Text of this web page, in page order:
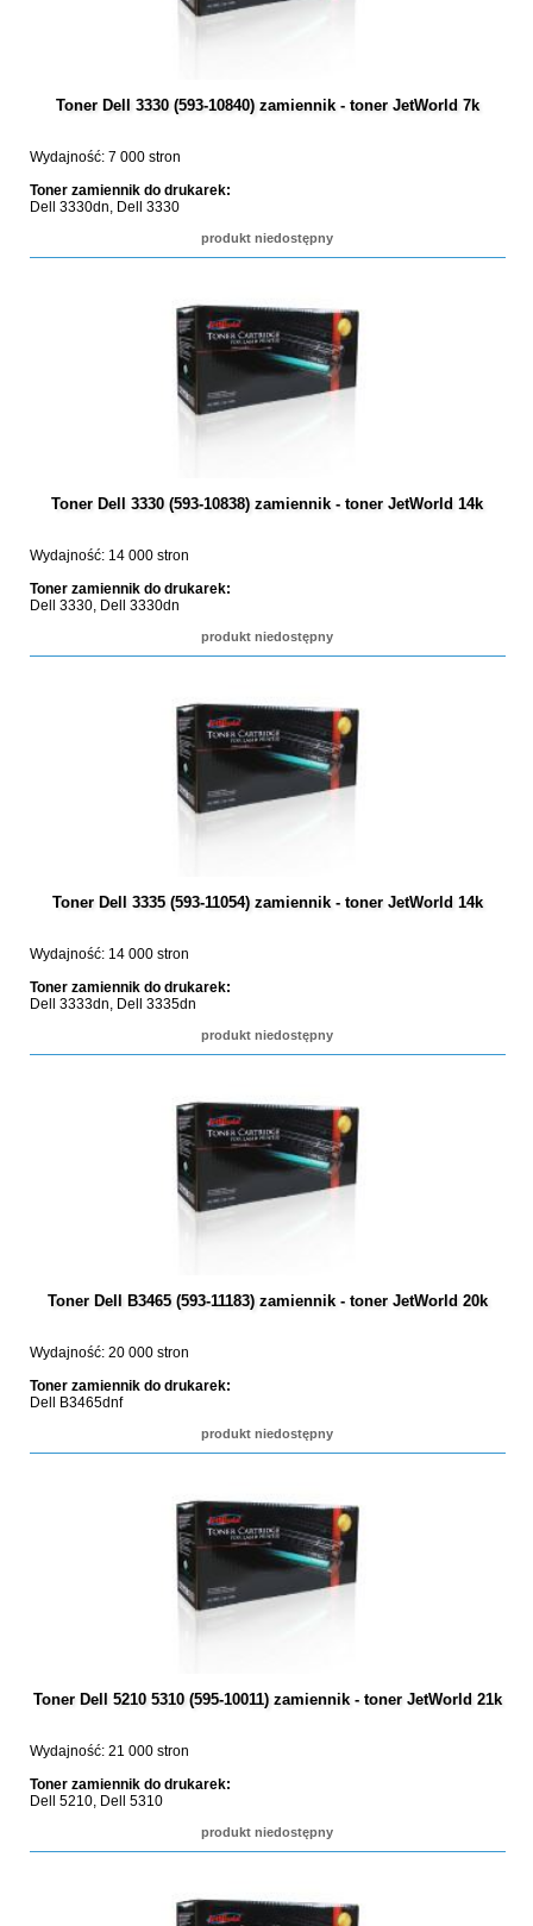
Toner Dell 3330 (593-10840) zamiennik - toner JetWorld 7k
Wydajność: 7 000 stron
Toner zamiennik do drukarek:
Dell 3330dn, Dell 3330
produkt niedostępny
Toner Dell 3330 (593-10838) zamiennik - toner JetWorld 14k
Wydajność: 14 000 stron
Toner zamiennik do drukarek:
Dell 3330, Dell 3330dn
produkt niedostępny
Toner Dell 3335 (593-11054) zamiennik - toner JetWorld 14k
Wydajność: 14 000 stron
Toner zamiennik do drukarek:
Dell 3333dn, Dell 3335dn
produkt niedostępny
Toner Dell B3465 (593-11183) zamiennik - toner JetWorld 20k
Wydajność: 20 000 stron
Toner zamiennik do drukarek:
Dell B3465dnf
produkt niedostępny
Toner Dell 5210 5310 (595-10011) zamiennik - toner JetWorld 21k
Wydajność: 21 000 stron
Toner zamiennik do drukarek:
Dell 5210, Dell 5310
produkt niedostępny